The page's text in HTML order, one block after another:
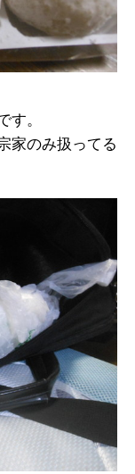
す。
家のみ扱ってる